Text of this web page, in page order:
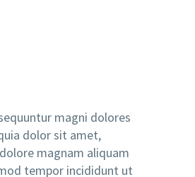
magni dolores
dolor sit amet,
magnam aliquam
tempor incididunt ut